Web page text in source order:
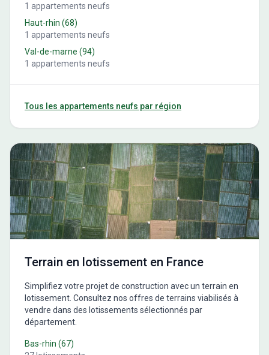
1 appartements neufs
Haut-rhin (68)
1 appartements neufs
Val-de-marne (94)
1 appartements neufs
Tous les appartements neufs par région
Terrain en lotissement en France
Simplifiez votre projet de construction avec un terrain en
lotissement. Consultez nos offres de terrains viabilisés à
vendre dans des lotissements sélectionnés par
département.
Bas-rhin (67)